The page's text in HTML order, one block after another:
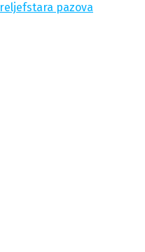
reljefstara pazova